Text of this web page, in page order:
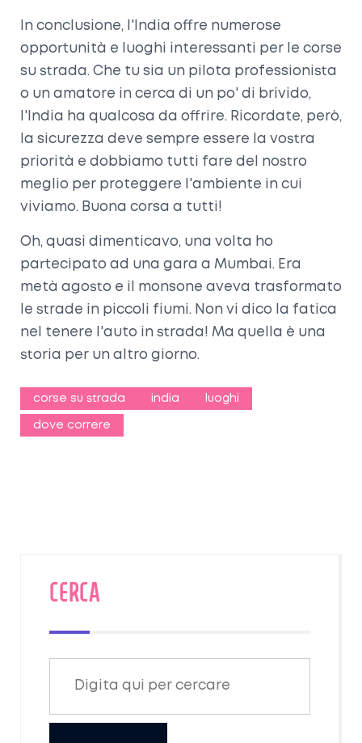
In conclusione, l'India offre numerose
opportunità e luoghi interessanti per le corse
su strada. Che tu sia un pilota professionista
o un amatore in cerca di un po' di brivido,
l'India ha qualcosa da offrire. Ricordate, però,
la sicurezza deve sempre essere la vostra
priorità e dobbiamo tutti fare del nostro
meglio per proteggere l'ambiente in cui
viviamo. Buona corsa a tutti!
Oh, quasi dimenticavo, una volta ho
partecipato ad una gara a Mumbai. Era
metà agosto e il monsone aveva trasformato
le strade in piccoli fiumi. Non vi dico la fatica
nel tenere l'auto in strada! Ma quella è una
storia per un altro giorno.
corse su strada india luoghi
dove correre
CERCA